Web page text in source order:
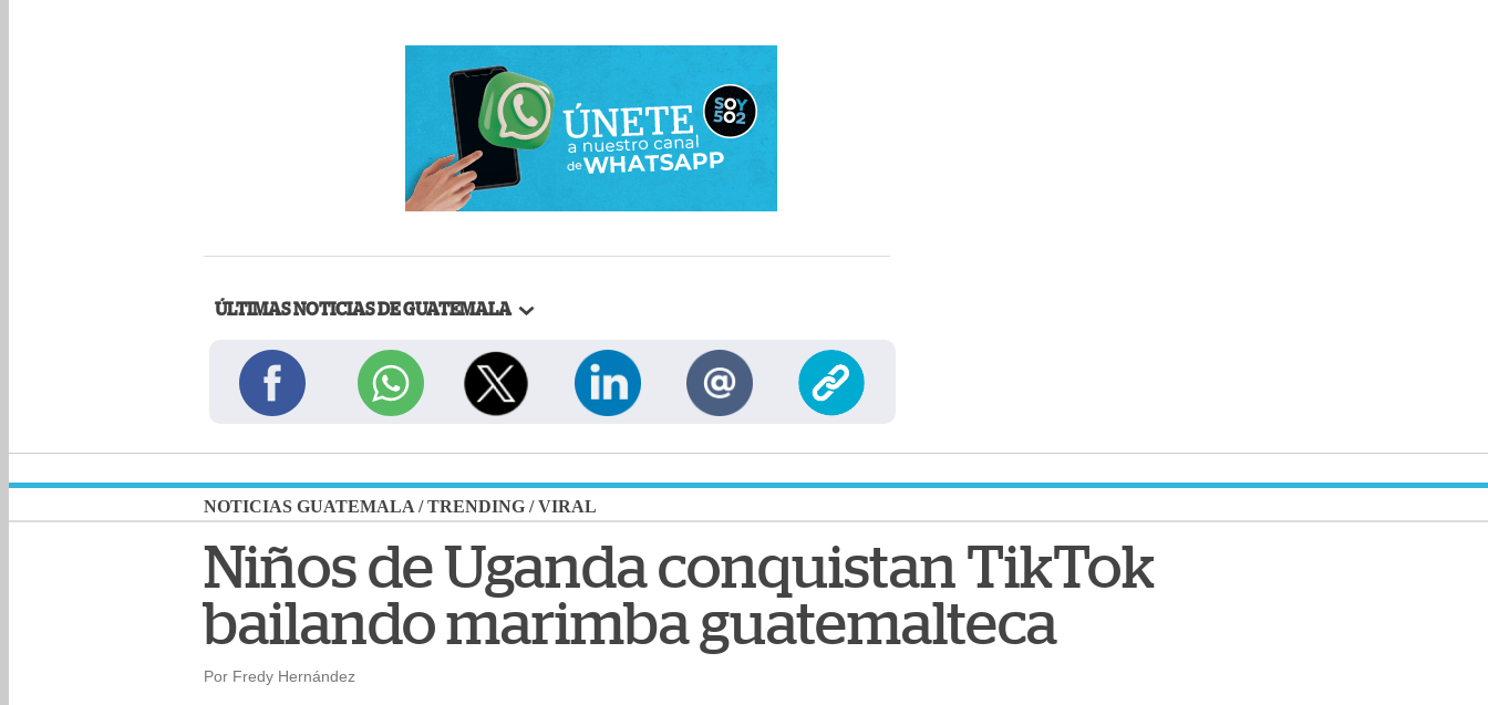
ÚLTIMAS NOTICIAS DE GUATEMALA
NOTICIAS GUATEMALA /TRENDING /VIRAL
Niños de Uganda conquistan TikTok
bailando marimba guatemalteca
Por Fredy Hernández